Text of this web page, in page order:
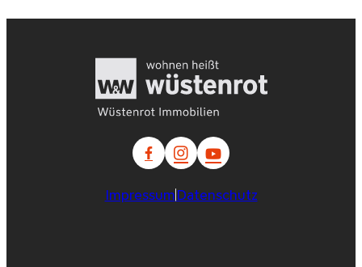
ImpressumDatenschutz